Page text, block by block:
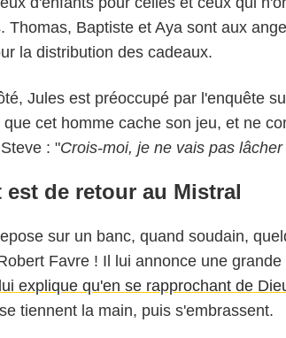
Thomas, Baptiste et Aya sont aux
la distribution des cadeaux.
Jules est préoccupé par l'enquête
que cet homme cache son jeu, et ne
: "Crois-moi, je ne vais pas lâcher
est de retour au Mistral
sur un banc, quand soudain,
Favre ! Il lui annonce une grande
explique qu'en se rapprochant de
tiennent la main, puis s'embrassent.